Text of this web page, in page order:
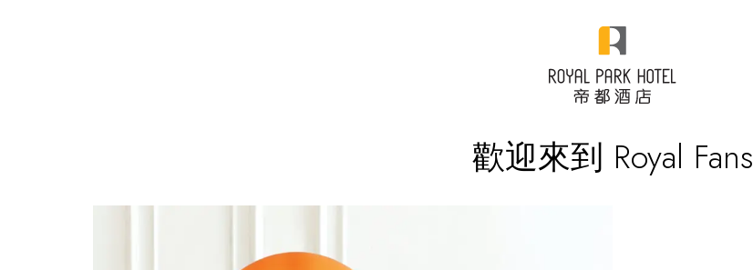
歡迎來到 Royal Fans